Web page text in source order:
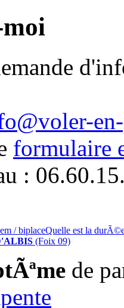
formulaire
:
/ biplaceQuelle est la
(Foix 09)
de